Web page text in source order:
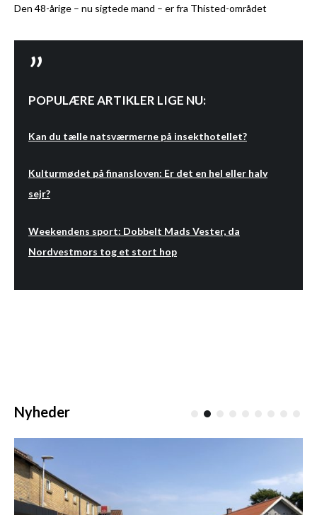
Den 48-årige – nu sigtede mand – er fra Thisted-området
POPULÆRE ARTIKLER LIGE NU:
Kan du tælle natsværmerne på insekthotellet?
Kulturmødet på finansloven: Er det en hel eller halv
sejr?
Weekendens sport: Dobbelt Mads Vester, da
Nordvestmors tog et stort hop
Nyheder